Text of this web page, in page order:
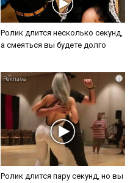
Ролик длится несколько секунд,
а смеяться вы будете долго
i
Ролик длится пару секунд, но вы